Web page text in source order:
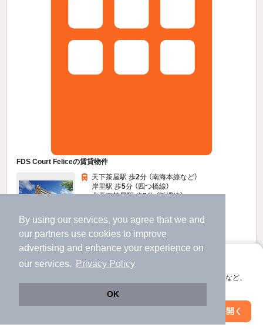
By using our services, you agree that we and
our partners use cookies to improve
advertising and enhance your experience on
our services.
Privacy Policy
OK
アプリに切り替えて、サクサクお部屋探し
会員登録なしですぐ使える。マップ検索やお気に入り保存など、
アプリを開く
FDS Court Feliceの賃貸物件
すべての写真
天下茶屋駅 歩2分 （南海本線など）
岸里駅 歩5分 （四つ橋線）
北天下茶屋駅 歩8分 （阪堺線）
大阪府大阪市西成区花園南２丁目６-１５
10階建 / 9年 / RC
万円
絞り込み条件を変更